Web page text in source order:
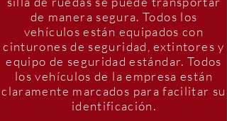
de manera segura. Todos los
vehículos están equipados con
cinturones de seguridad, extintores y
equipo de seguridad estándar. Todos
los vehículos de la empresa están
claramente marcados para facilitar su
identificación.